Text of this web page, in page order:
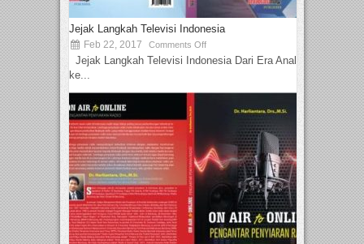
Jejak Langkah Televisi Indonesia
Feb 22, 2017 Comments Off
Jejak Langkah Televisi Indonesia Dari Era Analog
ke...